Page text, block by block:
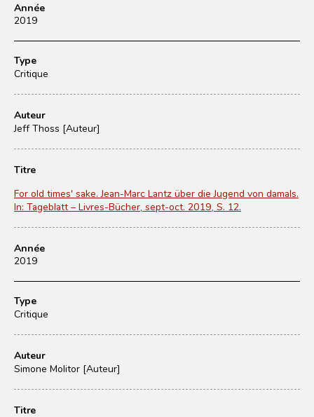
Année
2019
Type
Critique
Auteur
Jeff Thoss [Auteur]
Titre
For old times' sake. Jean-Marc Lantz über die Jugend von damals.
In: Tageblatt – Livres-Bücher, sept-oct. 2019, S. 12.
Année
2019
Type
Critique
Auteur
Simone Molitor [Auteur]
Titre